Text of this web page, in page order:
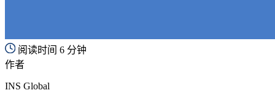
阅读时间 6 分钟
作者
INS Global